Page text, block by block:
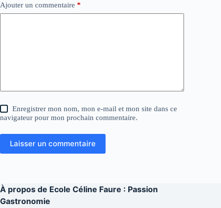
Ajouter un commentaire *
Enregistrer mon nom, mon e-mail et mon site dans ce
navigateur pour mon prochain commentaire.
Laisser un commentaire
À propos de Ecole Céline Faure : Passion
Gastronomie